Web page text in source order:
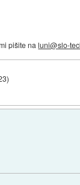
pišite naluni@slo-
)